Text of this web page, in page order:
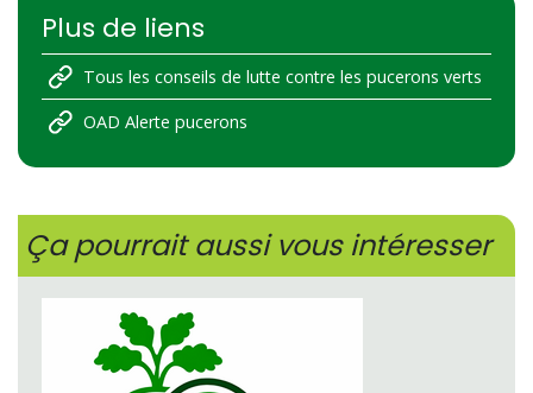
Plus de liens
Tous les conseils de lutte contre les pucerons verts
OAD Alerte pucerons
Ça pourrait aussi vous intéresser